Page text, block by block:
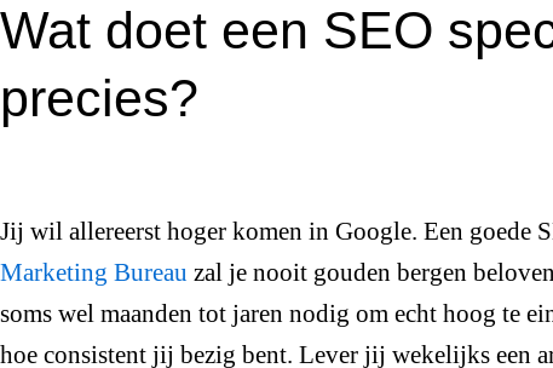
Wat doet een SEO
precies?
Jij wil allereerst hoger komen in Google. Een goede
Marketing Bureau zal je nooit gouden bergen
soms wel maanden tot jaren nodig om echt hoog te
hoe consistent jij bezig bent. Lever jij wekelijks een